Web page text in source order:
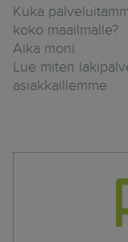
Kuka
koko maailmalle?
Aika moni
Lue miten
asiakkaillemme